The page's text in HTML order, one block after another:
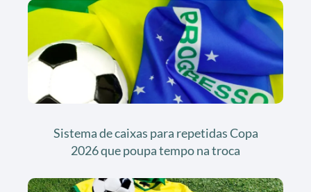
Sistema de caixas para repetidas Copa
2026 que poupa tempo na troca